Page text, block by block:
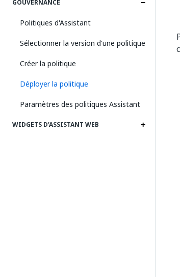
GOUVERNANCE
Politiques d'Assistant
Sélectionner la version d'une politique
Créer la politique
Déployer la politique
Paramètres des politiques Assistant
WIDGETS D'ASSISTANT WEB